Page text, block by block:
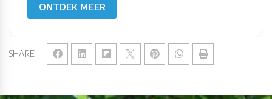
SHARE
ONTDEK MEER